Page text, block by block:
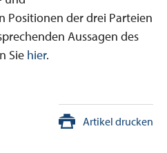
Positionen der drei Parteien
Aussagen des
Sie hier.
Artikel drucken